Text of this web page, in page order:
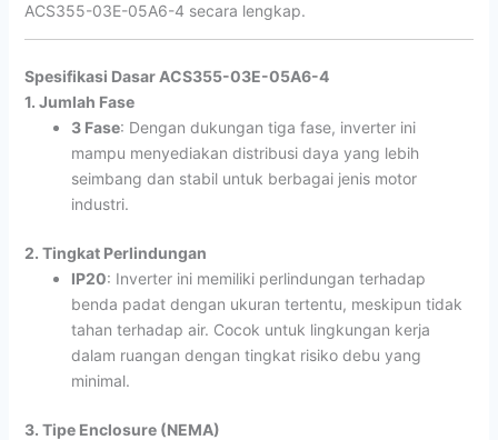
ACS355-03E-05A6-4 secara lengkap.
Spesifikasi Dasar ACS355-03E-05A6-4
1. Jumlah Fase
3 Fase: Dengan dukungan tiga fase, inverter ini
mampu menyediakan distribusi daya yang lebih
seimbang dan stabil untuk berbagai jenis motor
industri.
2. Tingkat Perlindungan
IP20: Inverter ini memiliki perlindungan terhadap
benda padat dengan ukuran tertentu, meskipun tidak
tahan terhadap air. Cocok untuk lingkungan kerja
dalam ruangan dengan tingkat risiko debu yang
minimal.
3. Tipe Enclosure (NEMA)